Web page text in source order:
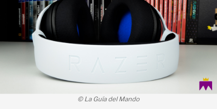
© La Guía del Mando